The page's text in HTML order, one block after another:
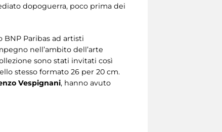
dopoguerra, poco prima dei
BNP Paribas ad artisti
nell’ambito dell’arte
sono stati invitati così
stesso formato 26 per 20 cm.
Vespignani, hanno avuto